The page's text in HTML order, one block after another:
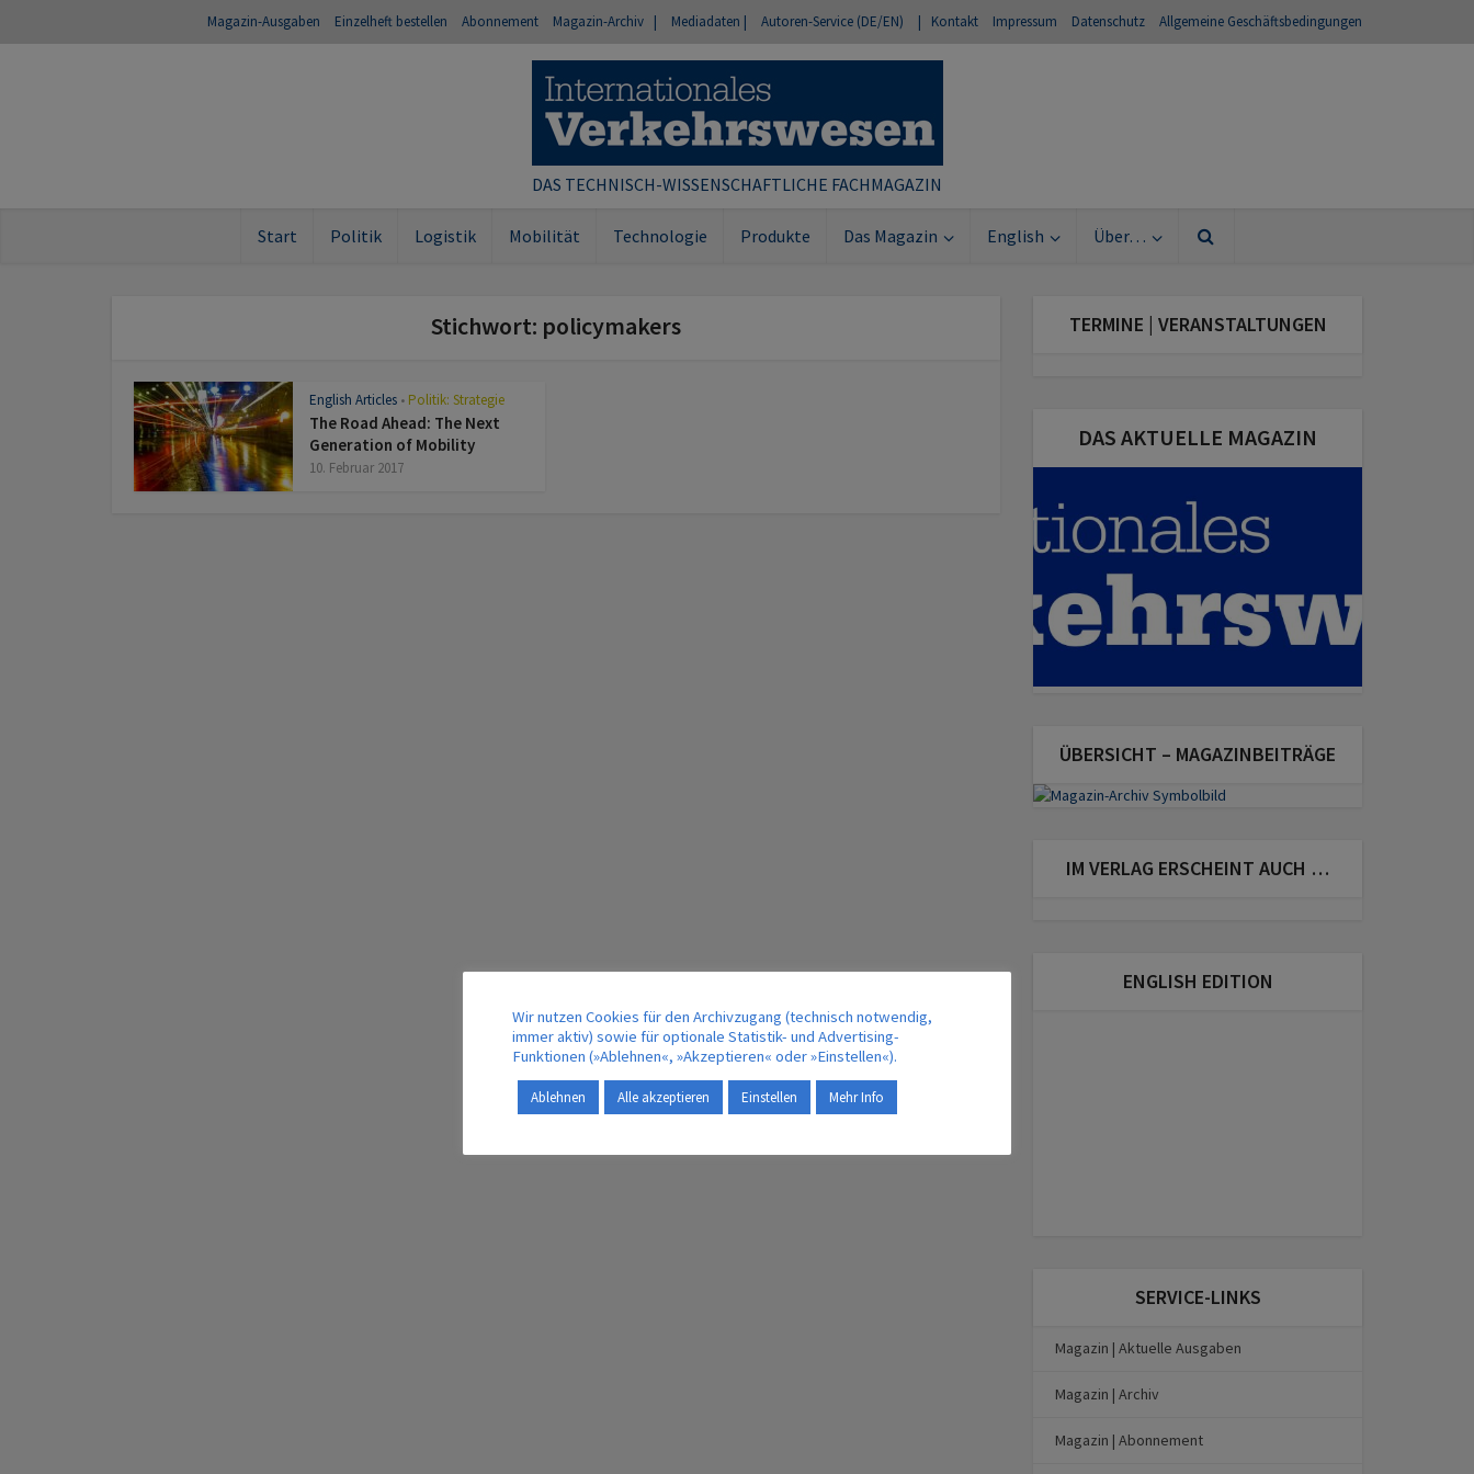
Magazin-Ausgaben Einzelheft bestellen Abonnement Magazin-Archiv | Mediadaten | Autoren-Service (DE/EN) | Kontakt Impressum Datenschutz Allgemeine Geschäftsbedingungen
DAS TECHNISCH-WISSENSCHAFTLICHE FACHMAGAZIN
Start Politik Logistik Mobilität Technologie Produkte Das Magazin English Über…
Stichwort: policymakers
English Articles • Politik: Strategie
The Road Ahead: The Next
Generation of Mobility
10. Februar 2017
TERMINE | VERANSTALTUNGEN
DAS AKTUELLE MAGAZIN
ÜBERSICHT – MAGAZINBEITRÄGE
IM VERLAG ERSCHEINT AUCH …
ENGLISH EDITION
SERVICE-LINKS
Magazin | Aktuelle Ausgaben
Magazin | Archiv
Magazin | Abonnement
Wir nutzen Cookies für den Archivzugang (technisch notwendig,
immer aktiv) sowie für optionale Statistik- und Advertising-
Funktionen (»Ablehnen«, »Akzeptieren« oder »Einstellen«).
Ablehnen Alle akzeptieren Einstellen Mehr Info